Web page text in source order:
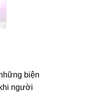
biện
người